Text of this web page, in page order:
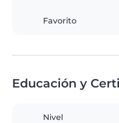
Favorito
Educación y
Nivel